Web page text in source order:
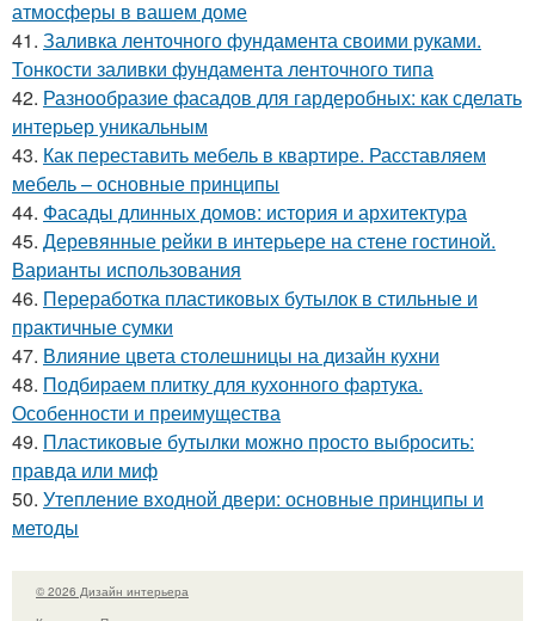
атмосферы в вашем доме
41. Заливка ленточного фундамента своими руками.
Тонкости заливки фундамента ленточного типа
42. Разнообразие фасадов для гардеробных: как сделать
интерьер уникальным
43. Как переставить мебель в квартире. Расставляем
мебель – основные принципы
44. Фасады длинных домов: история и архитектура
45. Деревянные рейки в интерьере на стене гостиной.
Варианты использования
46. Переработка пластиковых бутылок в стильные и
практичные сумки
47. Влияние цвета столешницы на дизайн кухни
48. Подбираем плитку для кухонного фартука.
Особенности и преимущества
49. Пластиковые бутылки можно просто выбросить:
правда или миф
50. Утепление входной двери: основные принципы и
методы
© 2026 Дизайн интерьера